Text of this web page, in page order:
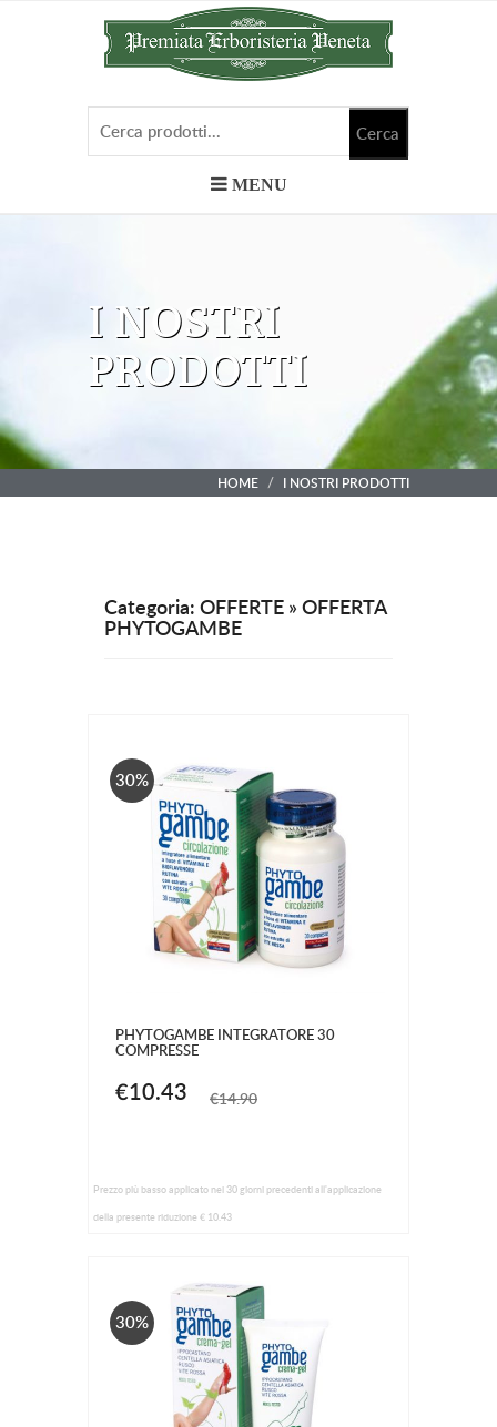
MENU
I NOSTRI
PRODOTTI
HOME I NOSTRI PRODOTTI
Categoria: OFFERTE » OFFERTA
PHYTOGAMBE
30%
PHYTOGAMBE INTEGRATORE 30
COMPRESSE
€10.43 €14.90
Prezzo più basso applicato nei 30 giorni precedenti all'applicazione
della presente riduzione € 10.43
30%